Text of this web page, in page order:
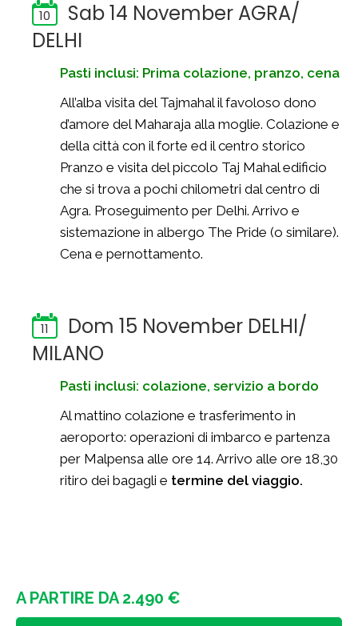
10
Sab 14 November AGRA/
DELHI
Pasti inclusi: Prima colazione, pranzo, cena
All’alba visita del Tajmahal il favoloso dono
d’amore del Maharaja alla moglie. Colazione e
della città con il forte ed il centro storico
Pranzo e visita del piccolo Taj Mahal edificio
che si trova a pochi chilometri dal centro di
Agra. Proseguimento per Delhi. Arrivo e
sistemazione in albergo The Pride (o similare).
Cena e pernottamento.
11
Dom 15 November DELHI/
MILANO
Pasti inclusi: colazione, servizio a bordo
Al mattino colazione e trasferimento in
aeroporto: operazioni di imbarco e partenza
per Malpensa alle ore 14. Arrivo alle ore 18,30
ritiro dei bagagli e termine del viaggio.
A PARTIRE DA 2.490 €